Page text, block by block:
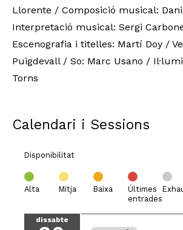
Llorente / Composició musical:
Interpretació musical: Sergi
Escenografia i titelles: Martí Doy /
Puigdevall / So: Marc Usano /
Torns
Calendari i Sessions
Disponibilitat
Alta Mitja Baixa
Últimes
entrades
dissabte